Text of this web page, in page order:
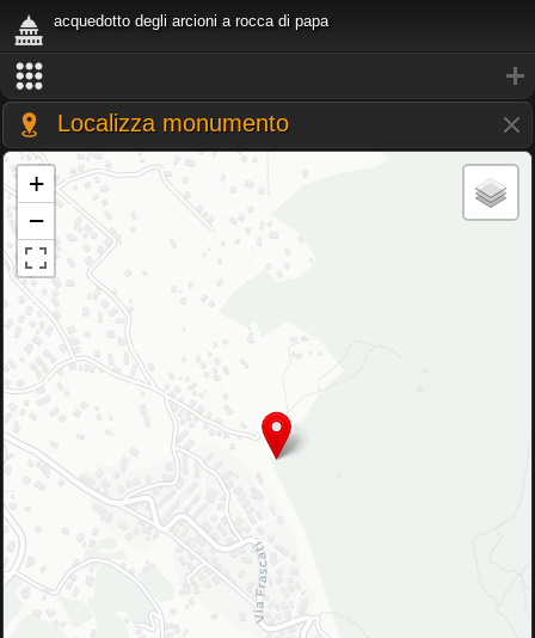
acquedotto degli arcioni a rocca di papa
Localizza monumento
+
−